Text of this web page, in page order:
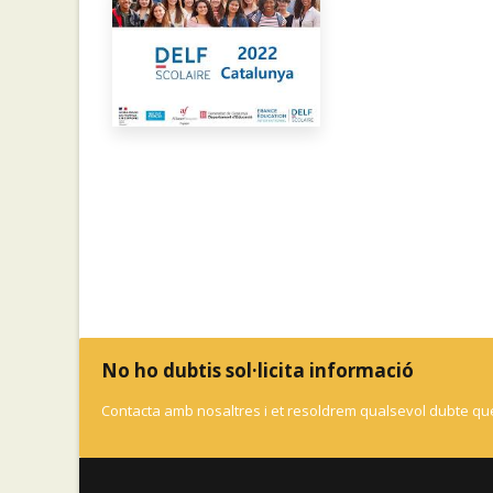
No ho dubtis sol·licita informació
Contacta amb nosaltres i et resoldrem qualsevol dubte